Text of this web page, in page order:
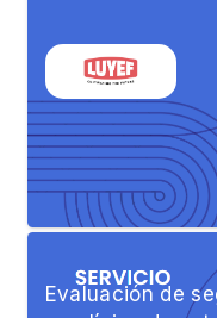
Evaluación de